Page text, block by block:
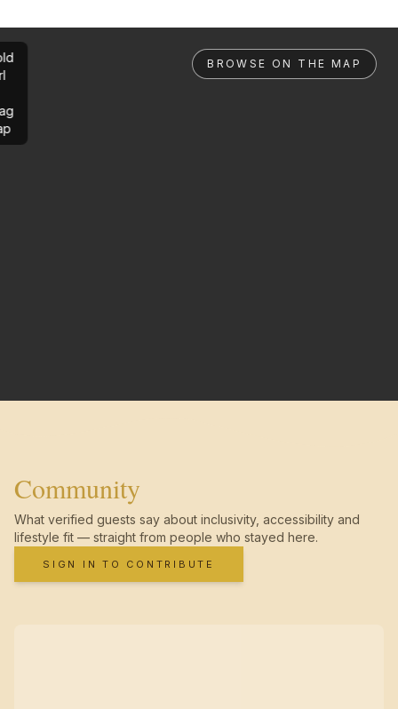
BROWSE ON THE MAP
Community
What verified guests say about inclusivity, accessibility and
lifestyle fit — straight from people who stayed here.
SIGN IN TO CONTRIBUTE